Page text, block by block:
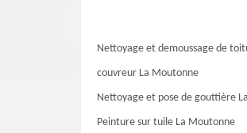
Nettoyage et demoussage de
couvreur La Moutonne
Nettoyage et pose de gouttière
Peinture sur tuile La Moutonne